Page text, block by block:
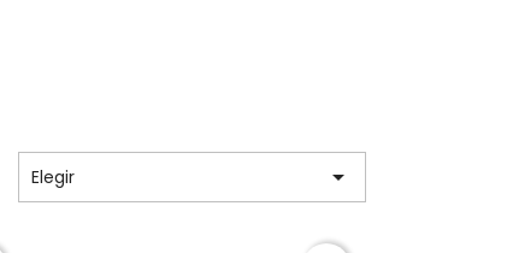
Elegir 